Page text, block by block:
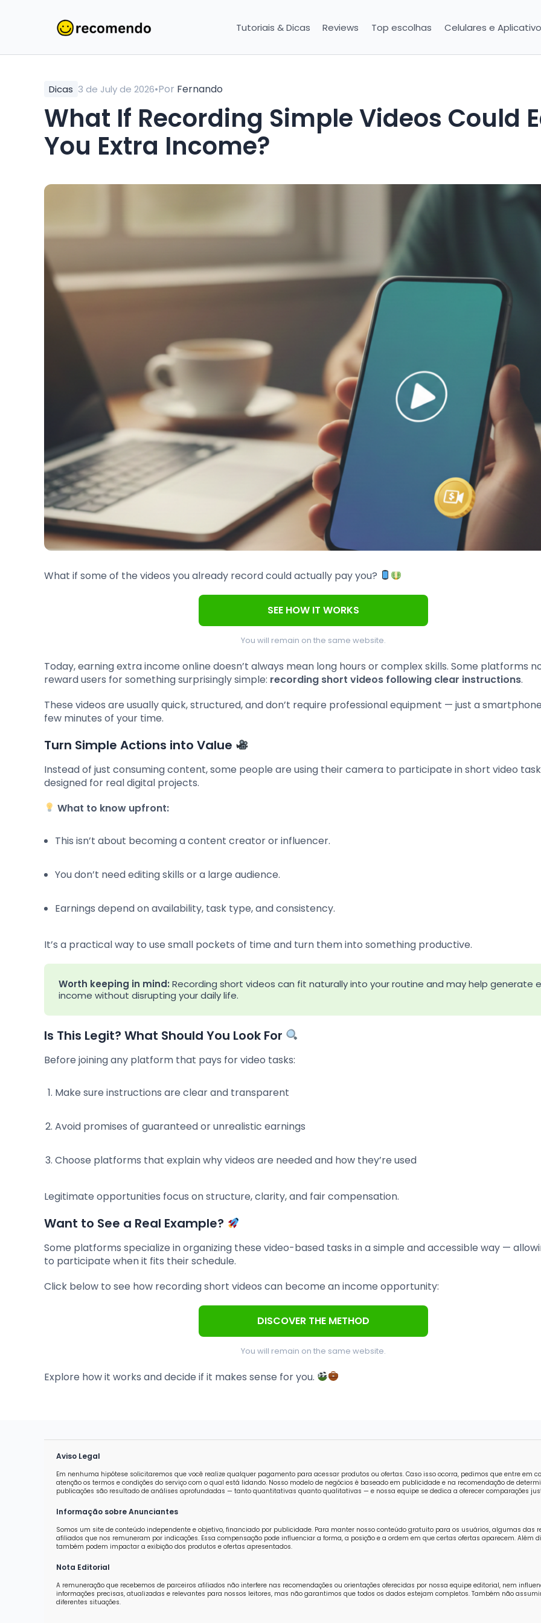
Tutoriais & Dicas Reviews Top escolhas Celulares e
Dicas 3 de July de 2026•Por Fernando
What If Recording Simple Videos Could
You Extra Income?
What if some of the videos you already record could actually pay you?
SEE HOW IT WORKS
You will remain on the same website.
Today, earning extra income online doesn’t always mean long hours or complex skills. Some platforms
reward users for something surprisingly simple: recording short videos following clear instructions.
These videos are usually quick, structured, and don’t require professional equipment — just a
few minutes of your time.
Turn Simple Actions into Value
Instead of just consuming content, some people are using their camera to participate in short video
designed for real digital projects.
What to know upfront:
This isn’t about becoming a content creator or influencer.
You don’t need editing skills or a large audience.
Earnings depend on availability, task type, and consistency.
It’s a practical way to use small pockets of time and turn them into something productive.
Worth keeping in mind: Recording short videos can fit naturally into your routine and may help generate
income without disrupting your daily life.
Is This Legit? What Should You Look For
Before joining any platform that pays for video tasks:
Make sure instructions are clear and transparent
Avoid promises of guaranteed or unrealistic earnings
Choose platforms that explain why videos are needed and how they’re used
Legitimate opportunities focus on structure, clarity, and fair compensation.
Want to See a Real Example?
Some platforms specialize in organizing these video-based tasks in a simple and accessible way —
to participate when it fits their schedule.
Click below to see how recording short videos can become an income opportunity:
DISCOVER THE METHOD
You will remain on the same website.
Explore how it works and decide if it makes sense for you.
Aviso Legal
Em nenhuma hipótese solicitaremos que você realize qualquer pagamento para acessar produtos ou ofertas. Caso isso ocorra, pedimos que entre em
atenção os termos e condições do serviço com o qual está lidando. Nosso modelo de negócios é baseado em publicidade e na recomendação de
publicações são resultado de análises aprofundadas — tanto quantitativas quanto qualitativas — e nossa equipe se dedica a oferecer comparações
Informação sobre Anunciantes
Somos um site de conteúdo independente e objetivo, financiado por publicidade. Para manter nosso conteúdo gratuito para os usuários, algumas das
afiliados que nos remuneram por indicações. Essa compensação pode influenciar a forma, a posição e a ordem em que certas ofertas aparecem.
também podem impactar a exibição dos produtos e ofertas apresentados.
Nota Editorial
A remuneração que recebemos de parceiros afiliados não interfere nas recomendações ou orientações oferecidas por nossa equipe editorial, nem
informações precisas, atualizadas e relevantes para nossos leitores, mas não garantimos que todos os dados estejam completos. Também não
diferentes situações.